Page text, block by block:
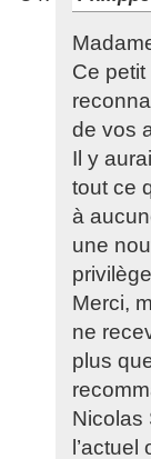
Ce
de vos
Il y
tout ce
à
une
Merci,
ne
plus
Nicolas